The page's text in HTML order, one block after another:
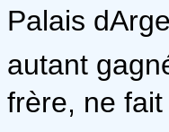
Palais
autant
frère, ne fait